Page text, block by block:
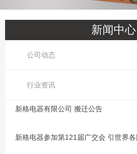
新闻中心
公司动态
行业资讯
新格电器有限公司 搬迁公告
新格电器参加第121届广交会 引世界